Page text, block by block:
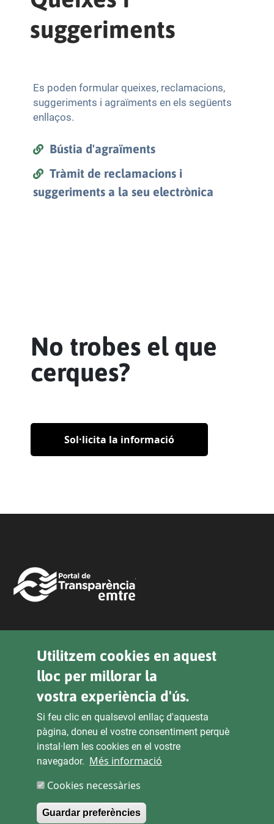
suggeriments
Es poden formular queixes, reclamacions,
suggeriments i agraïments en els següents
enllaços.
Bústia d'agraïments
Tràmit de reclamacions i
suggeriments a la seu electrònica
No trobes el que
cerques?
Sol·licita la informació
Legal
Política de Privacitat
Declaració D'Accessibilitat
Avís Legal
Transparencia
Seu Electrònica Dret d'Accés
Utilitzem cookies en aquest
lloc per millorar la
vostra experiència d'ús.
Si feu clic en qualsevol enllaç d'aquesta
pàgina, doneu el vostre consentiment perquè
instal·lem les cookies en el vostre
navegador. Més informació
Cookies necessàries
Guardar preferències